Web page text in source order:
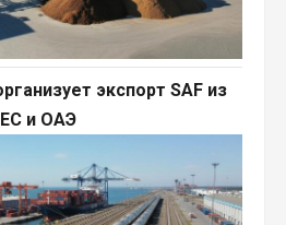
экспорт SAF из
и ОАЭ